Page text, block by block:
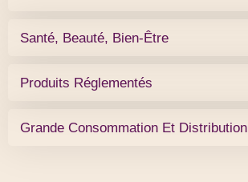
Santé, Beauté, Bien-Être
Produits Réglementés
Grande Consommation Et Distribution